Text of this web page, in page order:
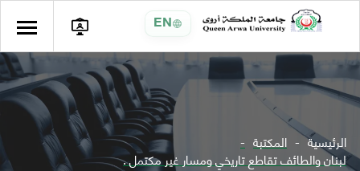
EN
الرئيسية المكتبة
لبنان والطائف تقاطع تاريخي ومسار غير مكتمل .